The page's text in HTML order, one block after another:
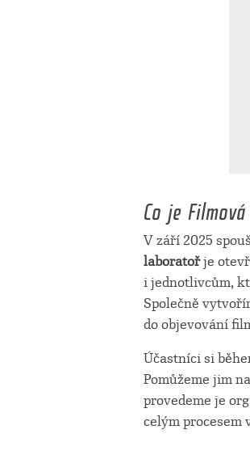
Co je
V září 2025
laboratořje
i jednotlivcům,
Společně
do objevování
Účastníci si
Pomůžeme jim
provedeme je
celým procesem